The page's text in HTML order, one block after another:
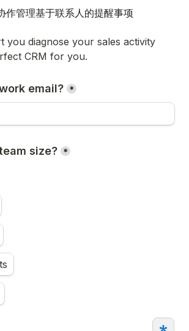
作管理基于联系人的提醒事项